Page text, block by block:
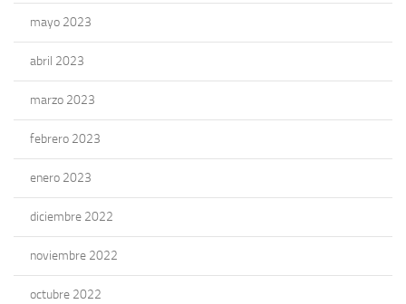
mayo 2023
abril 2023
marzo 2023
febrero 2023
enero 2023
diciembre 2022
noviembre 2022
octubre 2022